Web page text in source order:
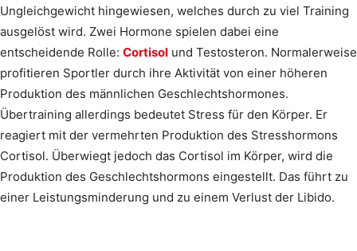
Ungleichgewicht hingewiesen, welches durch zu viel Training
ausgelöst wird. Zwei Hormone spielen dabei eine
entscheidende Rolle: Cortisol und Testosteron. Normalerweise
profitieren Sportler durch ihre Aktivität von einer höheren
Produktion des männlichen Geschlechtshormones.
Übertraining allerdings bedeutet Stress für den Körper. Er
reagiert mit der vermehrten Produktion des Stresshormons
Cortisol. Überwiegt jedoch das Cortisol im Körper, wird die
Produktion des Geschlechtshormons eingestellt. Das führt zu
einer Leistungsminderung und zu einem Verlust der Libido.